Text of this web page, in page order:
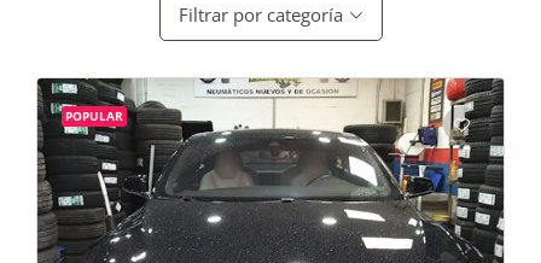
Filtrar por categoría
POPULAR